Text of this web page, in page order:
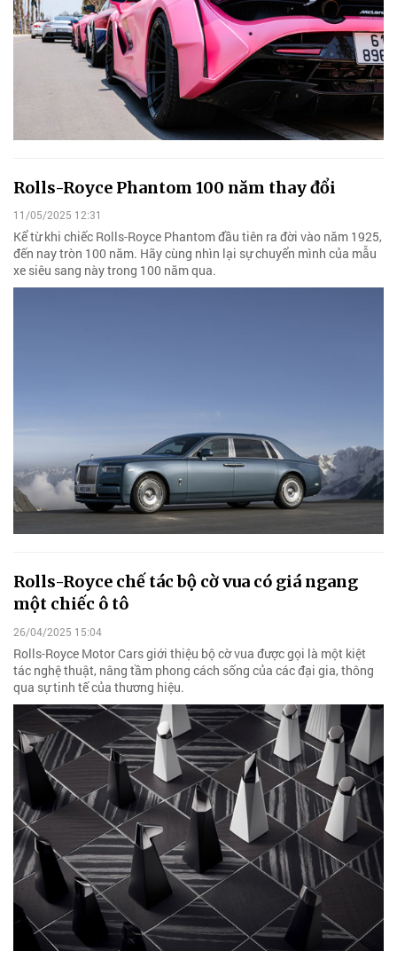
Rolls-Royce Phantom 100 năm thay đổi
11/05/2025 12:31
Kể từ khi chiếc Rolls-Royce Phantom đầu tiên ra đời vào năm 1925,
đến nay tròn 100 năm. Hãy cùng nhìn lại sự chuyển mình của mẫu
xe siêu sang này trong 100 năm qua.
Rolls-Royce chế tác bộ cờ vua có giá ngang
một chiếc ô tô
26/04/2025 15:04
Rolls-Royce Motor Cars giới thiệu bộ cờ vua được gọi là một kiệt
tác nghệ thuật, nâng tầm phong cách sống của các đại gia, thông
qua sự tinh tế của thương hiệu.